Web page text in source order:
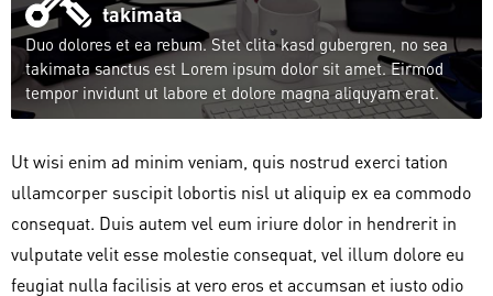
takimata
Duo dolores et ea rebum. Stet clita kasd gubergren, no sea
takimata sanctus est Lorem ipsum dolor sit amet. Eirmod
tempor invidunt ut labore et dolore magna aliquyam erat.
Ut wisi enim ad minim veniam, quis nostrud exerci tation
ullamcorper suscipit lobortis nisl ut aliquip ex ea commodo
consequat. Duis autem vel eum iriure dolor in hendrerit in
vulputate velit esse molestie consequat, vel illum dolore eu
feugiat nulla facilisis at vero eros et accumsan et iusto odio